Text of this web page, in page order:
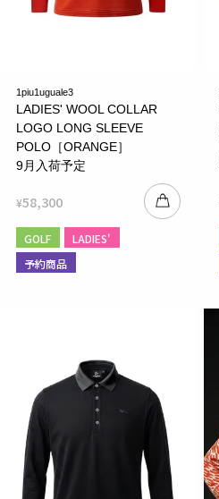
1piu1uguale3
LADIES' WOOL COLLAR
LOGO LONG SLEEVE
POLO［ORANGE］
9月入荷予定
¥58,300
GOLF
LADIES'
予約商品